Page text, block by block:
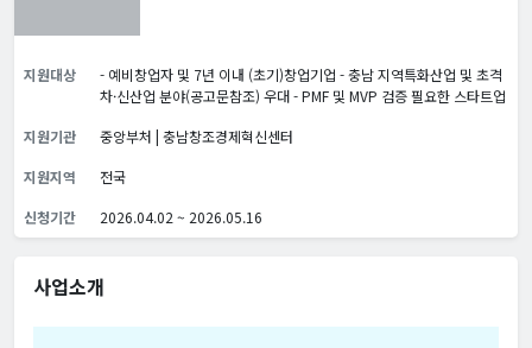
지원대상
- 예비창업자 및 7년 이내 (초기)창업기업 - 충남 지역특화산업 및 초격
차·신산업 분야(공고문참조) 우대 - PMF 및 MVP 검증 필요한 스타트업
지원기관
중앙부처 | 충남창조경제혁신센터
지원지역
전국
신청기간
2026.04.02 ~ 2026.05.16
사업소개